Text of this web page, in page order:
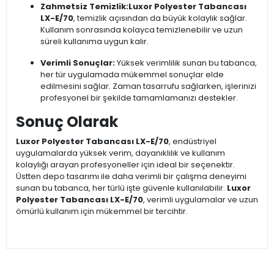
Zahmetsiz Temizlik:Luxor Polyester Tabancası
LX-E/70, temizlik açısından da büyük kolaylık sağlar.
Kullanım sonrasında kolayca temizlenebilir ve uzun
süreli kullanıma uygun kalır.
Verimli Sonuçlar:Yüksek verimlilik sunan bu tabanca,
her tür uygulamada mükemmel sonuçlar elde
edilmesini sağlar. Zaman tasarrufu sağlarken, işlerinizi
profesyonel bir şekilde tamamlamanızı destekler.
Sonuç Olarak
Luxor Polyester Tabancası LX-E/70, endüstriyel
uygulamalarda yüksek verim, dayanıklılık ve kullanım
kolaylığı arayan profesyoneller için ideal bir seçenektir.
Üstten depo tasarımı ile daha verimli bir çalışma deneyimi
sunan bu tabanca, her türlü işte güvenle kullanılabilir. Luxor
Polyester Tabancası LX-E/70, verimli uygulamalar ve uzun
ömürlü kullanım için mükemmel bir tercihtir.